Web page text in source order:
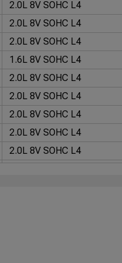
2.0L 8V SOHC L4
2.0L 8V SOHC L4
2.0L 8V SOHC L4
1.6L 8V SOHC L4
2.0L 8V SOHC L4
2.0L 8V SOHC L4
2.0L 8V SOHC L4
2.0L 8V SOHC L4
2.0L 8V SOHC L4